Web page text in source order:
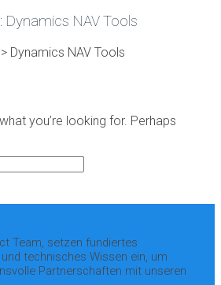
Dynamics NAV Tools
> Dynamics NAV Tools
you’re looking for. Perhaps
Team, setzen fundiertes
technisches Wissen ein, um
Partnerschaften mit unseren